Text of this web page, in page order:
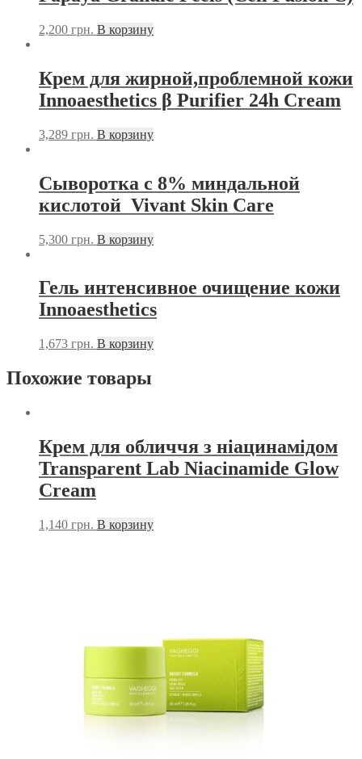
2,200 грн. В корзину
Крем для жирной,проблемной кожи
Innoaesthetics β Purifier 24h Cream
3,289 грн. В корзину
Сыворотка с 8% миндальной
кислотой Vivant Skin Care
5,300 грн. В корзину
Гель интенсивное очищение кожи
Innoaesthetics
1,673 грн. В корзину
Похожие товары
Крем для обличчя з ніацинамідом
Transparent Lab Niacinamide Glow
Cream
1,140 грн. В корзину